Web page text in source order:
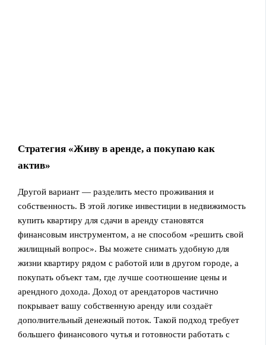
Стратегия «Живу в аренде, а покупаю как
актив»
Другой вариант — разделить место проживания и
собственность. В этой логике инвестиции в недвижимость
купить квартиру для сдачи в аренду становятся
финансовым инструментом, а не способом «решить свой
жилищный вопрос». Вы можете снимать удобную для
жизни квартиру рядом с работой или в другом городе, а
покупать объект там, где лучше соотношение цены и
арендного дохода. Доход от арендаторов частично
покрывает вашу собственную аренду или создаёт
дополнительный денежный поток. Такой подход требует
большего финансового чутья и готовности работать с